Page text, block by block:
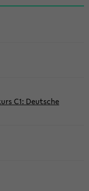
C1: Deutsche